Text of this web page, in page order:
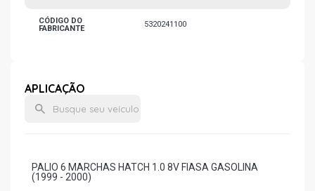
CÓDIGO DO
FABRICANTE
5320241100
APLICAÇÃO
PALIO 6 MARCHAS HATCH 1.0 8V FIASA GASOLINA
(1999 - 2000)